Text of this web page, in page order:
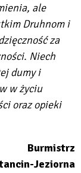
ale
Druhnom i
za
Niech
dumy i
w życiu
oraz opieki
Burmistrz
Jeziorna